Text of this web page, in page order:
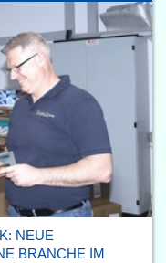
NEUE
BRANCHE IM